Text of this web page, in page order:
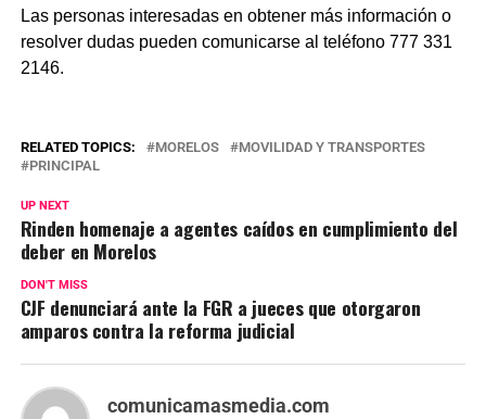
Las personas interesadas en obtener más información o
resolver dudas pueden comunicarse al teléfono 777 331
2146.
RELATED TOPICS: MORELOS
MOVILIDAD Y TRANSPORTES
PRINCIPAL
UP NEXT
Rinden homenaje a agentes caídos en cumplimiento del
deber en Morelos
DON'T MISS
CJF denunciará ante la FGR a jueces que otorgaron
amparos contra la reforma judicial
comunicamasmedia.com